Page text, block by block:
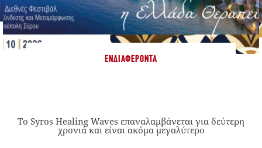
ΕΝΔΙΑΦΈΡΟΝΤΑ
Το Syros Healing Waves επαναλαμβάνεται για δεύτερη
χρονιά και είναι ακόμα μεγαλύτερο